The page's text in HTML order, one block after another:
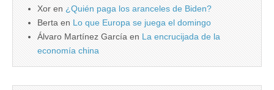
Xor en ¿Quién paga los aranceles de Biden?
Berta en Lo que Europa se juega el domingo
Álvaro Martínez García en La encrucijada de la
economía china